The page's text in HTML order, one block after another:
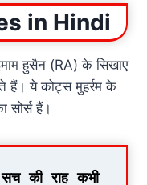
in Hindi
हुसैन (RA) के सिखाए
हैं। ये कोट्स मुहर्रम के
सोर्स हैं।
सच की राह कभी